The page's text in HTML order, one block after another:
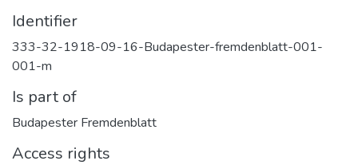
Identifier
333-32-1918-09-16-Budapester-fremdenblatt-001-
001-m
Is part of
Budapester Fremdenblatt
Access rights